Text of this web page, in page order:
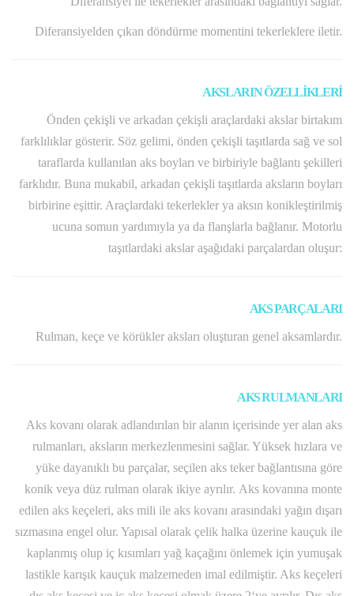
Diferansiyelden çıkan döndürme momentini tekerleklere iletir.
AKSLARIN ÖZELLİKLERİ
Önden çekişli ve arkadan çekişli araçlardaki akslar birtakım
farklılıklar gösterir. Söz gelimi, önden çekişli taşıtlarda sağ ve sol
taraflarda kullanılan aks boyları ve birbiriyle bağlantı şekilleri
farklıdır. Buna mukabil, arkadan çekişli taşıtlarda aksların boyları
birbirine eşittir. Araçlardaki tekerlekler ya aksın konikleştirilmiş
ucuna somun yardımıyla ya da flanşlarla bağlanır. Motorlu
taşıtlardaki akslar aşağıdaki parçalardan oluşur:
AKS PARÇALARI
Rulman, keçe ve körükler aksları oluşturan genel aksamlardır.
AKS RULMANLARI
Aks kovanı olarak adlandırılan bir alanın içerisinde yer alan aks
rulmanları, aksların merkezlenmesini sağlar. Yüksek hızlara ve
yüke dayanıklı bu parçalar, seçilen aks teker bağlantısına göre
konik veya düz rulman olarak ikiye ayrılır. Aks kovanına monte
edilen aks keçeleri, aks mili ile aks kovanı arasındaki yağın dışarı
sızmasına engel olur. Yapısal olarak çelik halka üzerine kauçuk ile
kaplanmış olup iç kısımları yağ kaçağını önlemek için yumuşak
lastikle karışık kauçuk malzemeden imal edilmiştir. Aks keçeleri